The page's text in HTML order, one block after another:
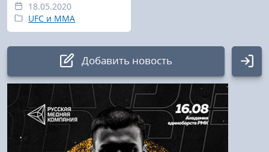
18.05.2020
UFC и MMA
Добавить новость
Авторизация
Логин: